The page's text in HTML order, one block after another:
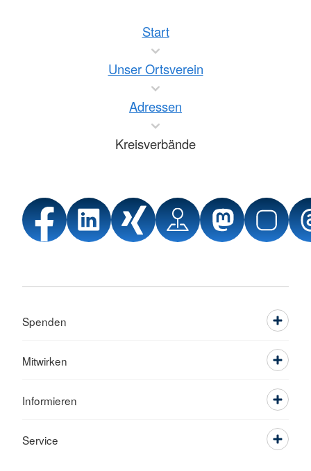
Start
Unser Ortsverein
Adressen
Kreisverbände
Spenden
Mitwirken
Informieren
Service